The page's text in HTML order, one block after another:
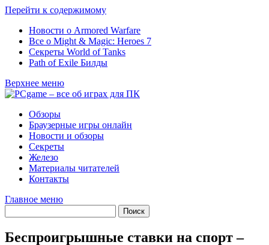
Перейти к содержимому
Новости о Armored Warfare
Все о Might & Magic: Heroes 7
Секреты World of Tanks
Path of Exile Билды
Верхнее меню
Обзоры
Браузерные игры онлайн
Новости и обзоры
Секреты
Железо
Материалы читателей
Контакты
Главное меню
Беспроигрышные ставки на спорт –